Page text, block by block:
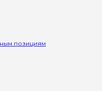
позициям